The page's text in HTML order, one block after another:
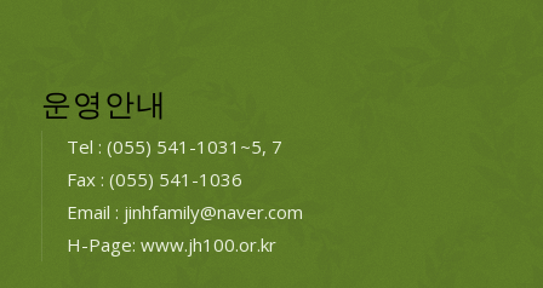
운영안내
Tel : (055) 541-1031~5, 7
Fax : (055) 541-1036
Email : jinhfamily@naver.com
H-Page: www.jh100.or.kr